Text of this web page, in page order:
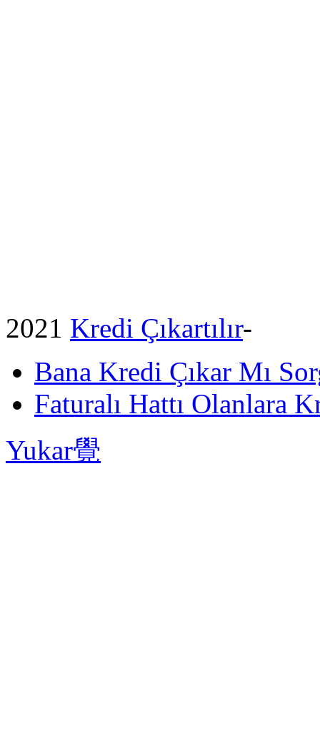
2021 Kredi Çıkartılır-
Bana Kredi Çıkar Mı
Faturalı Hattı Olanlara
Yukar覺